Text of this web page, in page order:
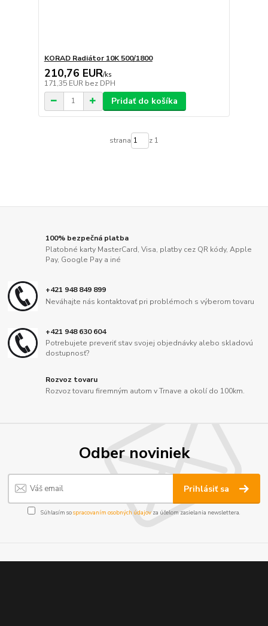
KORAD Radiátor 10K 500/1800
210,76 EUR/ks
171,35 EUR bez DPH
Pridať do košíka
strana z 1
100% bezpečná platba
Platobné karty MasterCard, Visa, platby cez QR kódy, Apple
Pay, Google Pay a iné
+421 948 849 899
Neváhajte nás kontaktovať pri problémoch s výberom tovaru
+421 948 630 604
Potrebujete preveriť stav svojej objednávky alebo skladovú
dostupnosť?
Rozvoz tovaru
Rozvoz tovaru firemným autom v Trnave a okolí do 100km.
Odber noviniek
Prihlásiť sa
Súhlasím sospracovaním osobných údajov za účelom zasielania newslettera.